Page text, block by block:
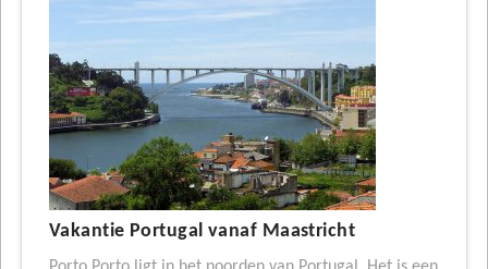
Vakantie Portugal vanaf Maastricht